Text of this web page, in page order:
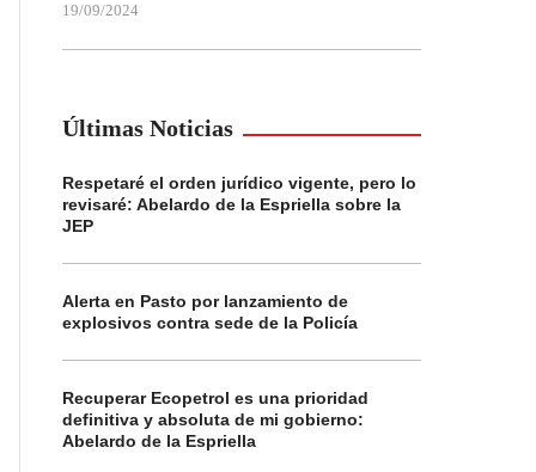
19/09/2024
Últimas Noticias
Respetaré el orden jurídico vigente, pero lo
revisaré: Abelardo de la Espriella sobre la
JEP
Alerta en Pasto por lanzamiento de
explosivos contra sede de la Policía
Recuperar Ecopetrol es una prioridad
definitiva y absoluta de mi gobierno:
Abelardo de la Espriella